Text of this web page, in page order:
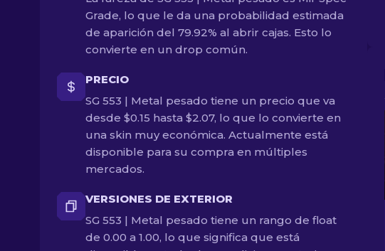
Grade, lo que le da una probabilidad estimada
de aparición del 79.92% al abrir cajas. Esto lo
convierte en un drop común.
PRECIO
SG 553 | Metal pesado tiene un precio que va
desde $0.15 hasta $2.07, lo que lo convierte en
una skin muy económica. Actualmente está
disponible para su compra en múltiples
mercados.
VERSIONES DE EXTERIOR
SG 553 | Metal pesado tiene un rango de float
de 0.00 a 1.00, lo que significa que está